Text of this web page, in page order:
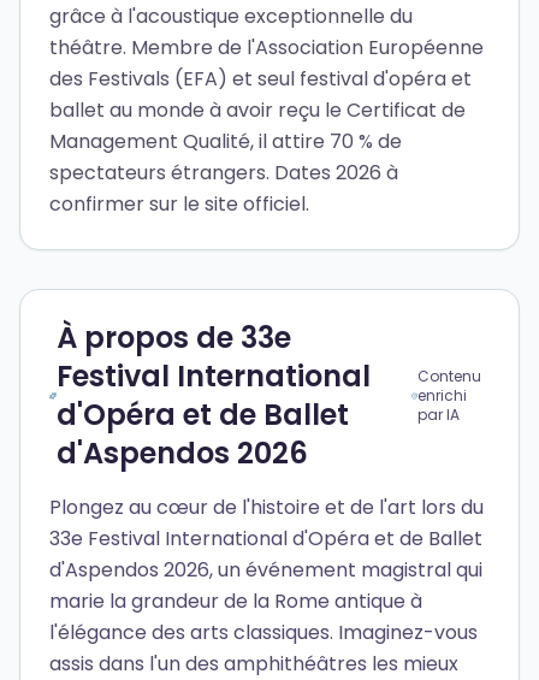
grâce à l'acoustique exceptionnelle du
théâtre. Membre de l'Association Européenne
des Festivals (EFA) et seul festival d'opéra et
ballet au monde à avoir reçu le Certificat de
Management Qualité, il attire 70 % de
spectateurs étrangers. Dates 2026 à
confirmer sur le site officiel.
À propos de 33e
Festival International
d'Opéra et de Ballet
d'Aspendos 2026
Contenu
enrichi
par IA
Plongez au cœur de l'histoire et de l'art lors du
33e Festival International d'Opéra et de Ballet
d'Aspendos 2026, un événement magistral qui
marie la grandeur de la Rome antique à
l'élégance des arts classiques. Imaginez-vous
assis dans l'un des amphithéâtres les mieux